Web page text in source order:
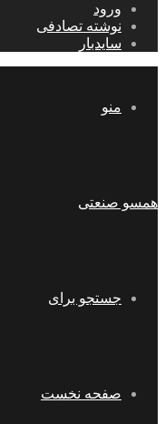
ورود
نوشته تصادفی
سایدبار
منو
همسو صنعتی
جستجو برای
صفحه نخست